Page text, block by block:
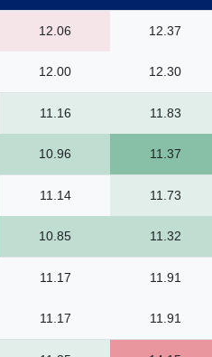
12.06 12.37
12.00 12.30
11.16 11.83
10.96 11.37
11.14 11.73
10.85 11.32
11.17 11.91
11.17 11.91